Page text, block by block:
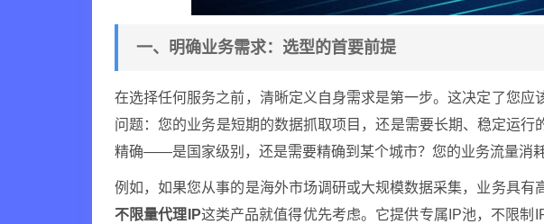
一、明确业务需求：选型的首要前提
在选择任何服务之前，清晰定义自身需求是第一步。这决定了您应
问题：您的业务是短期的数据抓取项目，还是需要长期、稳定运
精确——是国家级别，还是需要精确到某个城市？您的业务流量消
例如，如果您从事的是海外市场调研或大规模数据采集，业务具有
不限量代理IP这类产品就值得优先考虑。它提供专属IP池，不限制